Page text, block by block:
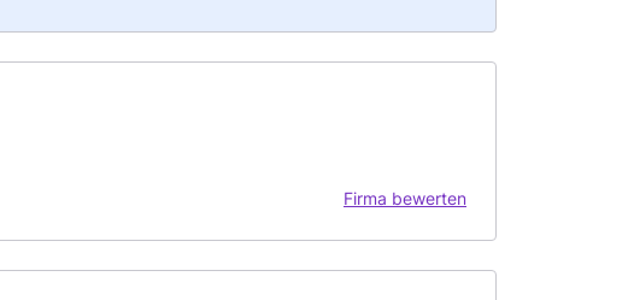
Firma bewerten